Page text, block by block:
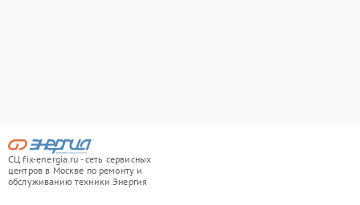
СЦ fix-energia.ru - сеть сервисных
центров в Москве по ремонту и
обслуживанию техники Энергия